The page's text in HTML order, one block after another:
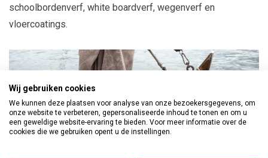
schoolbordenverf, white boardverf, wegenverf en
vloercoatings.
Wij gebruiken cookies
We kunnen deze plaatsen voor analyse van onze bezoekersgegevens, om
onze website te verbeteren, gepersonaliseerde inhoud te tonen en om u
een geweldige website-ervaring te bieden. Voor meer informatie over de
cookies die we gebruiken opent u de instellingen.